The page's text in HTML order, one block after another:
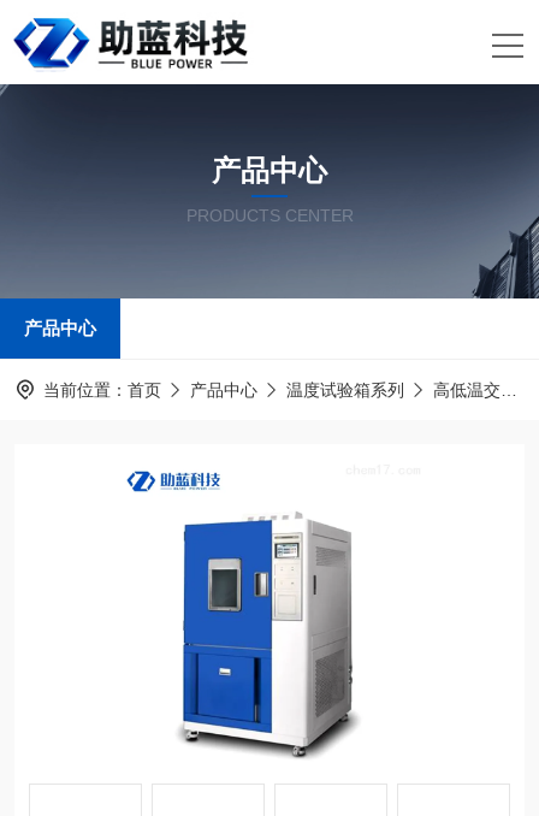
产品中心
PRODUCTS CENTER
产品中心
当前位置： 首页 产品中心 温度试验箱系列 高低温交变湿热试验箱